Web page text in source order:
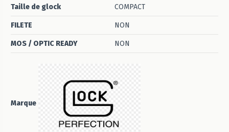
Taille de glock COMPACT
FILETE NON
MOS / OPTIC READY NON
Marque